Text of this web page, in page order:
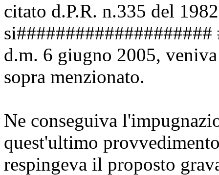
citato d.P.R. n.335 del
d.m. 6 giugno 2005,
sopra menzionato.
Ne conseguiva
quest'ultimo
respingeva il proposto